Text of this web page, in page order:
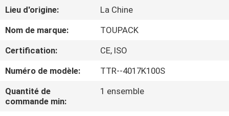
PROPOS
DE
NOUS
VISITE
D'USINE
Lieu d'origine:
La Chine
Nom de marque:
TOUPACK
Certification:
CE, ISO
Numéro de modèle:
TTR--4017K100S
Quantité de
commande min:
1 ensemble